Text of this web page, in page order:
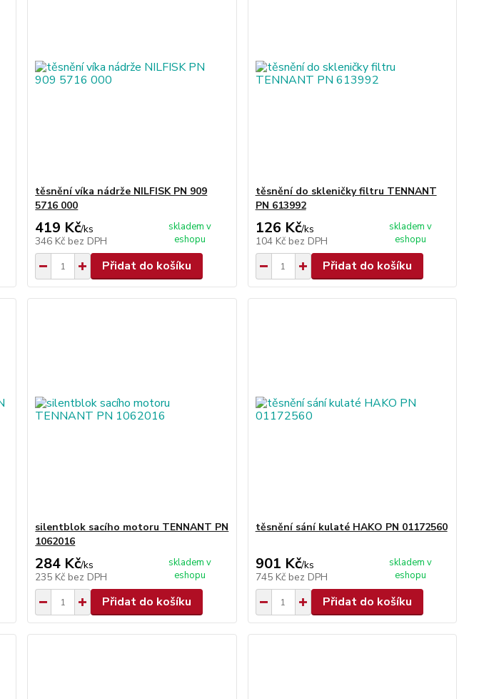
těsnění víka nádrže NILFISK PN 909
5716 000
419 Kč/ks
346 Kč bez DPH
skladem v
eshopu
Přidat do košíku
těsnění do skleničky filtru TENNANT
PN 613992
126 Kč/ks
104 Kč bez DPH
skladem v
eshopu
Přidat do košíku
silentblok sacího motoru TENNANT PN
1062016
284 Kč/ks
235 Kč bez DPH
skladem v
eshopu
Přidat do košíku
těsnění sání kulaté HAKO PN 01172560
901 Kč/ks
745 Kč bez DPH
skladem v
eshopu
Přidat do košíku